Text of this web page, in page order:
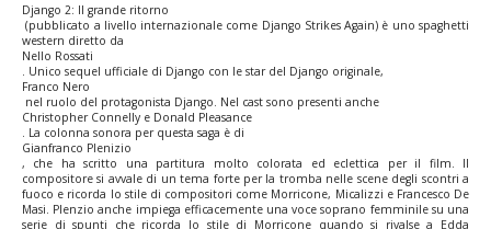
Django 2: Il grande ritorno
(pubblicato a livello internazionale come Django Strikes Again) è uno spaghetti
western diretto da
Nello Rossati
. Unico sequel ufficiale di Django con le star del Django originale,
Franco Nero
nel ruolo del protagonista Django. Nel cast sono presenti anche
Christopher Connelly e Donald Pleasance
. La colonna sonora per questa saga è di
Gianfranco Plenizio
, che ha scritto una partitura molto colorata ed eclettica per il film. Il
compositore si avvale di un tema forte per la tromba nelle scene degli scontri a
fuoco e ricorda lo stile di compositori come Morricone, Micalizzi e Francesco De
Masi. Plenzio anche impiega efficacemente una voce soprano femminile su una
serie di spunti che ricorda lo stile di Morricone quando si rivalse a Edda